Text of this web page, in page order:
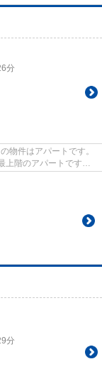
分
物件はアパートです。
上階のアパートです。
分